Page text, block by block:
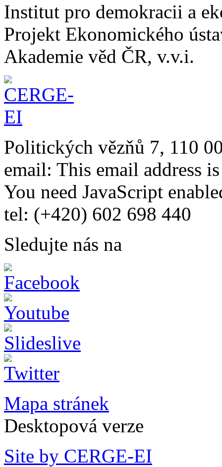
Institut pro demokracii a
Projekt Ekonomického
Akademie věd ČR, v.v.i.
Politických vězňů 7, 110
email: This email address
You need JavaScript
tel: (+420) 602 698 440
Sledujte nás na
Mapa stránek
Desktopová verze
Site by CERGE-EI